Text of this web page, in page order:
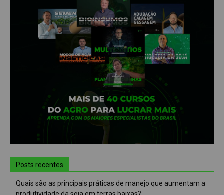
Posts recentes
Quais são as principais práticas de manejo que aumentam a